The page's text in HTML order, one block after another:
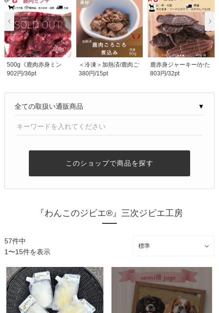
500g《鹿肉赤身ミン
チ》高タンパク質・低..
902円/36pt
＜冷凍＞加熱済/鹿肉ご
ろごろ煮込み
380円/15pt
鹿赤身ジャーキー/かた
さ★★☆☆☆☆/天然素
803円/32pt
▼
このショップで商品を探す
『わんこのジビエ®』三次ジビエ工房
57件中
1〜15件を表示